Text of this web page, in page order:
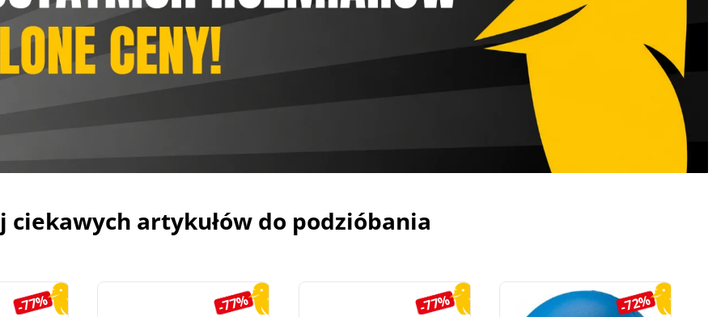
ciekawych artykułów do podzióbania
-77% -77% -77% -72%